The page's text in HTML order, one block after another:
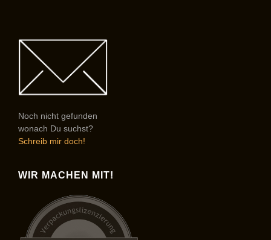
Noch nicht gefunden
wonach Du suchst?
Schreib mir doch!
WIR MACHEN MIT!